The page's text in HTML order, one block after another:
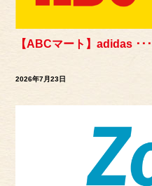
【ABCマート】adidas ･･･
2026年7月23日